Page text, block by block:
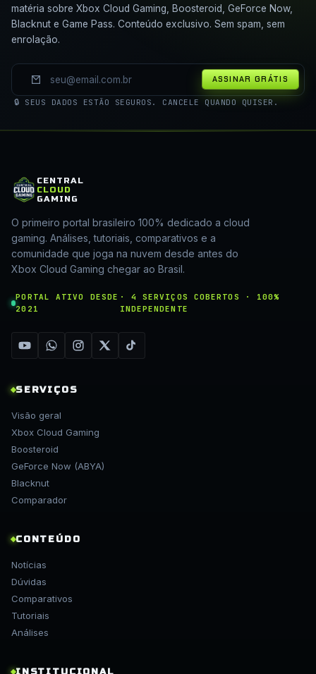
matéria sobre Xbox Cloud Gaming, Boosteroid, GeForce Now,
Blacknut e Game Pass. Conteúdo exclusivo. Sem spam, sem
enrolação.
ASSINAR GRÁTIS
🔒 SEUS DADOS ESTÃO SEGUROS. CANCELE QUANDO QUISER.
CENTRAL
CLOUD
GAMING
O primeiro portal brasileiro 100% dedicado a cloud
gaming. Análises, tutoriais, comparativos e a
comunidade que joga na nuvem desde antes do
Xbox Cloud Gaming chegar ao Brasil.
PORTAL ATIVO DESDE
2021
· 4 SERVIÇOS COBERTOS · 100%
INDEPENDENTE
SERVIÇOS
Visão geral
Xbox Cloud Gaming
Boosteroid
GeForce Now (ABYA)
Blacknut
Comparador
CONTEÚDO
Notícias
Dúvidas
Comparativos
Tutoriais
Análises
INSTITUCIONAL